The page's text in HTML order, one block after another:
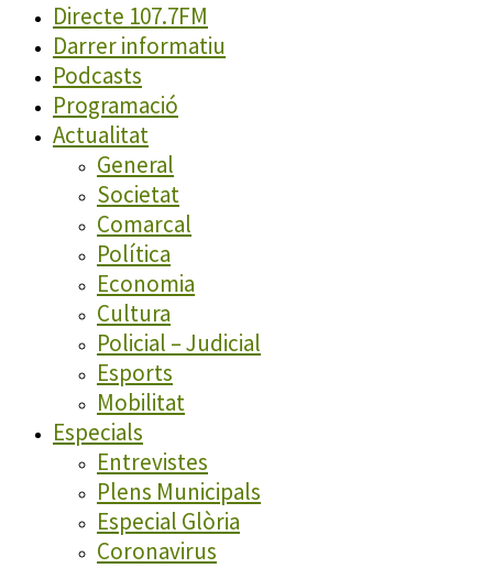
Directe 107.7FM
Darrer informatiu
Podcasts
Programació
Actualitat
General
Societat
Comarcal
Política
Economia
Cultura
Policial – Judicial
Esports
Mobilitat
Especials
Entrevistes
Plens Municipals
Especial Glòria
Coronavirus